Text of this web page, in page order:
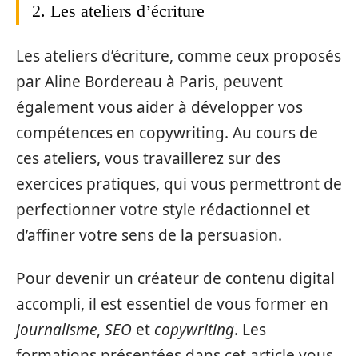
2. Les ateliers d’écriture
Les ateliers d’écriture, comme ceux proposés
par Aline Bordereau à Paris, peuvent
également vous aider à développer vos
compétences en copywriting. Au cours de
ces ateliers, vous travaillerez sur des
exercices pratiques, qui vous permettront de
perfectionner votre style rédactionnel et
d’affiner votre sens de la persuasion.
Pour devenir un créateur de contenu digital
accompli, il est essentiel de vous former en
journalisme, SEO et copywriting. Les